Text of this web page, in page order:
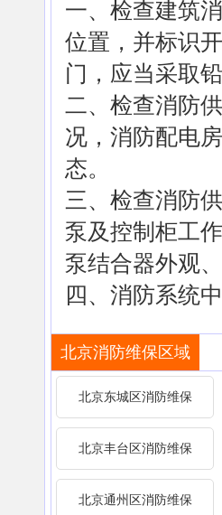
一、检查建筑
位置，并标识
门，应当采取
二、检查消防
况，消防配电
态。
三、检查消防
泵及控制柜工
泵结合器外观
四、消防系统
北京消防维保区域
北京东城区消防维保
北京丰台区消防维保
北京通州区消防维保